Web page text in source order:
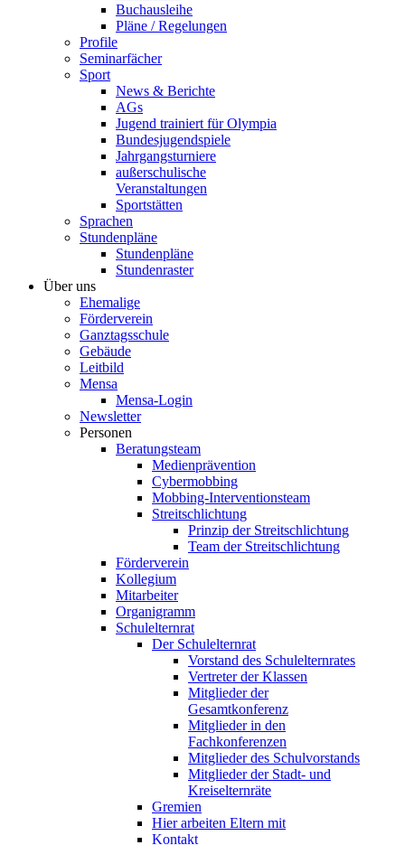
Buchausleihe
Pläne / Regelungen
Profile
Seminarfächer
Sport
News & Berichte
AGs
Jugend trainiert für Olympia
Bundesjugendspiele
Jahrgangsturniere
außerschulische
Veranstaltungen
Sportstätten
Sprachen
Stundenpläne
Stundenpläne
Stundenraster
Über uns
Ehemalige
Förderverein
Ganztagsschule
Gebäude
Leitbild
Mensa
Mensa-Login
Newsletter
Personen
Beratungsteam
Medienprävention
Cybermobbing
Mobbing-Interventionsteam
Streitschlichtung
Prinzip der Streitschlichtung
Team der Streitschlichtung
Förderverein
Kollegium
Mitarbeiter
Organigramm
Schulelternrat
Der Schulelternrat
Vorstand des Schulelternrates
Vertreter der Klassen
Mitglieder der
Gesamtkonferenz
Mitglieder in den
Fachkonferenzen
Mitglieder des Schulvorstands
Mitglieder der Stadt- und
Kreiselternräte
Gremien
Hier arbeiten Eltern mit
Kontakt